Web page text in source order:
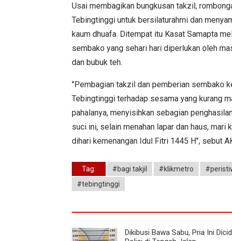
Usai membagikan bungkusan takzil,
Tebingtinggi untuk bersilaturahmi dan
kaum dhuafa. Ditempat itu Kasat Samapta
sembako yang sehari hari diperlukan oleh
dan bubuk teh.
"Pembagian takzil dan pemberian sembako
Tebingtinggi terhadap sesama yang kurang
pahalanya, menyisihkan sebagian
suci ini, selain menahan lapar dan haus,
dihari kemenangan Idul Fitri 1445 H", sebut
Tag: #bagi takjil #klikmetro
#tebingtinggi
Dikibusi Bawa Sabu, Pria Ini